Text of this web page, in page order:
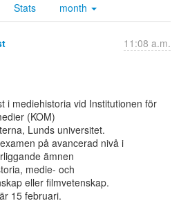
Stats month
11:08 a.m.
(KOM)
Lunds universitet.
på avancerad nivå i
ämnen
medie- och
eller filmvetenskap.